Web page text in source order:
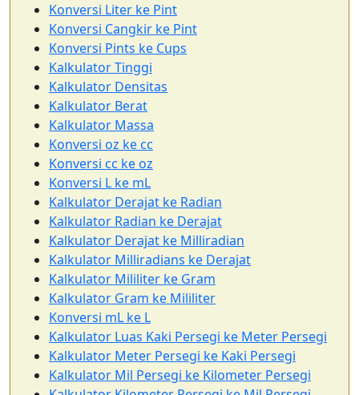
Konversi Liter ke Pint
Konversi Cangkir ke Pint
Konversi Pints ke Cups
Kalkulator Tinggi
Kalkulator Densitas
Kalkulator Berat
Kalkulator Massa
Konversi oz ke cc
Konversi cc ke oz
Konversi L ke mL
Kalkulator Derajat ke Radian
Kalkulator Radian ke Derajat
Kalkulator Derajat ke Milliradian
Kalkulator Milliradians ke Derajat
Kalkulator Mililiter ke Gram
Kalkulator Gram ke Mililiter
Konversi mL ke L
Kalkulator Luas Kaki Persegi ke Meter Persegi
Kalkulator Meter Persegi ke Kaki Persegi
Kalkulator Mil Persegi ke Kilometer Persegi